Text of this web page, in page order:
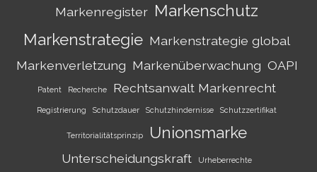
Markenregister Markenschutz
Markenstrategie Markenstrategie global
Markenverletzung Markenüberwachung OAPI
Patent Recherche Rechtsanwalt Markenrecht
Registrierung Schutzdauer Schutzhindernisse Schutzzertifikat
Territorialitätsprinzip Unionsmarke
Unterscheidungskraft Urheberrechte